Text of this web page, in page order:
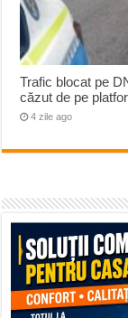
Trafic blocat pe
căzut de pe
4 zile ago